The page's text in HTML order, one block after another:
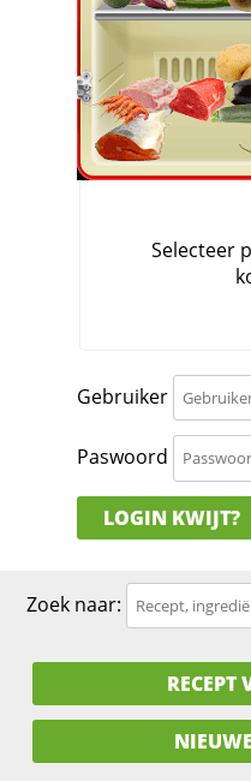
Gebruiker
Paswoord
LOGIN KWIJT?
Zoek naar:
RECEPT